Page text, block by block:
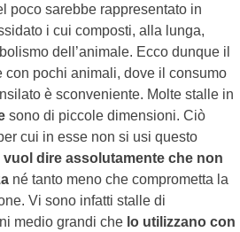
poco sarebbe rappresentato in
i cui composti, alla lunga,
dell’animale. Ecco dunque il
con pochi animali, dove il consumo
è sconveniente. Molte stalle in
sono di piccole dimensioni. Ciò
cui in esse non si usi questo
vuol dire assolutamente che non
né tanto meno che comprometta la
Vi sono infatti stalle di
medio grandi che lo utilizzano con